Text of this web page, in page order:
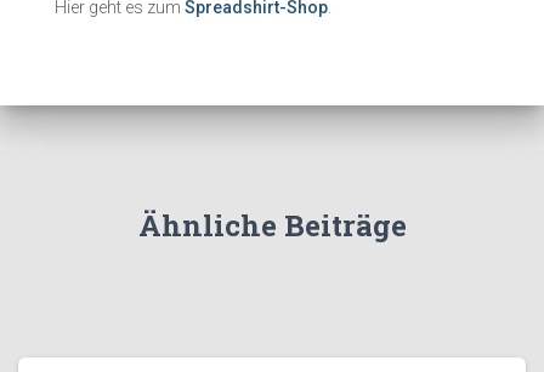
Hier geht es zum Spreadshirt-Shop
Ähnliche Beiträge